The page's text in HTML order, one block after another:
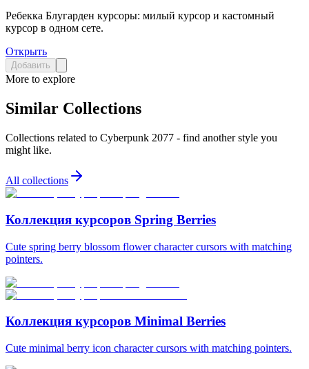
Ребекка Блугарден курсоры: милый курсор и кастомный
курсор в одном сете.
Открыть
Добавить
More to explore
Similar Collections
Collections related to Cyberpunk 2077 - find another style you
might like.
All collections
Коллекция курсоров Spring Berries
Cute spring berry blossom flower character cursors with matching
pointers.
Коллекция курсоров Minimal Berries
Cute minimal berry icon character cursors with matching pointers.